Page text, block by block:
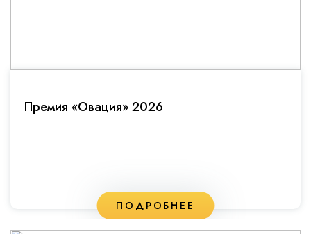
Премия «Овация» 2026
ПОДРОБНЕЕ